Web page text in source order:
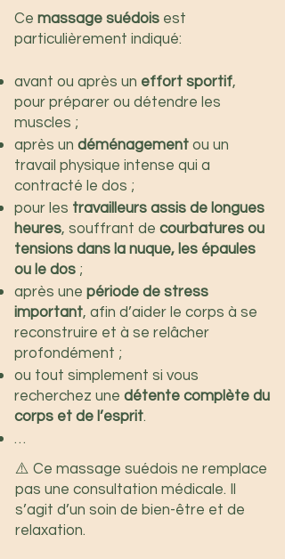
​Ce massage suédois est
particulièrement indiqué:
avant ou après un effort sportif,
pour préparer ou détendre les
muscles ;
après un déménagement ou un
travail physique intense qui a
contracté le dos ;
pour les travailleurs assis de longues
heures, souffrant de courbatures ou
tensions dans la nuque, les épaules
ou le dos ;
après une période de stress
important, afin d’aider le corps à se
reconstruire et à se relâcher
profondément ;
ou tout simplement si vous
recherchez une détente complète du
corps et de l’esprit.
…
⚠️ Ce massage suédois ne remplace
pas une consultation médicale. Il
s’agit d’un soin de bien-être et de
relaxation.